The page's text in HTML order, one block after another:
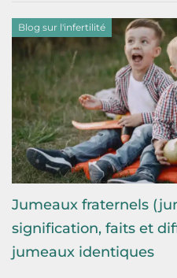
Blog sur l'infertilité
Jumeaux fraternels
signification, faits et
jumeaux identiques